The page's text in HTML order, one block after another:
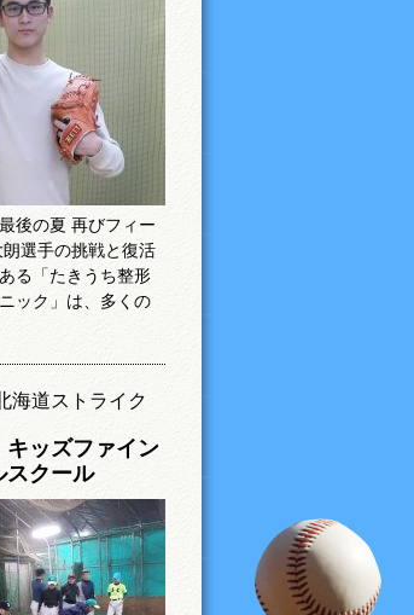
後の夏 再びフィー
選手の挑戦と復活
る「たきうち整形
ック」は、多くの
海道ストライク
キッズファイン
スクール